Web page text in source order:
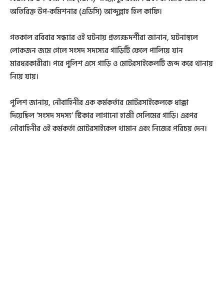
অতিরিক্ত উপ-কমিশনার (এডিসি) আব্দুল্লাহ হিল কাফি।
গতকাল রবিবার সন্ধ্যার ওই ঘটনায় প্রত্যক্ষদর্শীরা জানান, ঘটনাস্থলে
লোকজন জমে গেলে সংসদ সদস্যের গাড়িটি ফেলে পালিয়ে যান
মারধরকারীরা। পরে পুলিশ এসে গাড়ি ও মোটরসাইকেলটি জব্দ করে থানায়
নিয়ে যায়।
পুলিশ জানায়, নৌবাহিনীর এক কর্মকর্তার মোটরসাইকেলকে ধাক্কা
দিয়েছিল ‘সংসদ সদস্য’ স্টিকার লাগানো হাজী সেলিমের গাড়ি। এরপর
নৌবাহিনীর ওই কর্মকর্তা মোটরসাইকেল থামান এবং নিজের পরিচয় দেন।